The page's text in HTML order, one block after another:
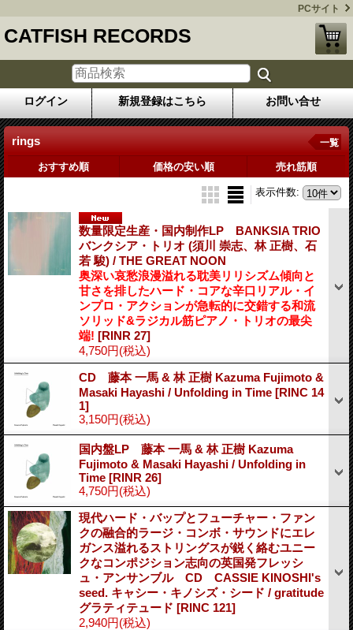
PCサイト
CATFISH RECORDS
ログイン 新規登録はこちら お問い合せ
rings 一覧
おすすめ順 価格の安い順 売れ筋順
表示件数:
数量限定生産・国内制作LP BANKSIA TRIO
バンクシア・トリオ (須川 崇志、林 正樹、石
若 駿) / THE GREAT NOON
奥深い哀愁浪漫溢れる耽美リリシズム傾向と
甘さを排したハード・コアな辛口リアル・イ
ンプロ・アクションが急転的に交錯する和流
ソリッド&ラジカル筋ピアノ・トリオの最尖
端! [RINR 27]
4,750円(税込)
CD 藤本 一馬 & 林 正樹 Kazuma Fujimoto &
Masaki Hayashi / Unfolding in Time [RINC 14
1]
3,150円(税込)
国内盤LP 藤本 一馬 & 林 正樹 Kazuma
Fujimoto & Masaki Hayashi / Unfolding in
Time [RINR 26]
4,750円(税込)
現代ハード・バップとフューチャー・ファン
クの融合的ラージ・コンボ・サウンドにエレ
ガンス溢れるストリングスが鋭く絡むユニー
クなコンポジション志向の英国発フレッシ
ュ・アンサンブル CD CASSIE KINOSHI's
seed. キャシー・キノシズ・シード / gratitude
グラティテュード [RINC 121]
2,940円(税込)